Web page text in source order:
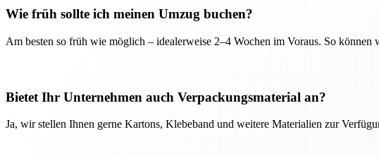
Wie früh sollte ich meinen Umzug buchen?
Am besten so früh wie möglich – idealerweise 2–4 Wochen im Voraus. So
Bietet Ihr Unternehmen auch Verpackungsmaterial an?
Ja, wir stellen Ihnen gerne Kartons, Klebeband und weitere Materialien zur